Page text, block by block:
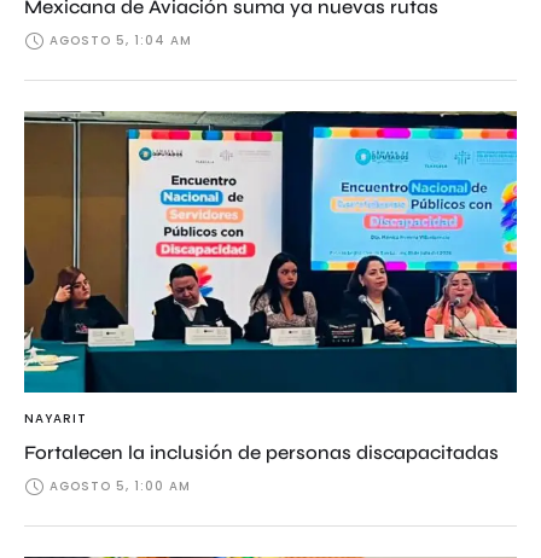
Mexicana de Aviación suma ya nuevas rutas
AGOSTO 5, 1:04 AM
NAYARIT
Fortalecen la inclusión de personas discapacitadas
AGOSTO 5, 1:00 AM